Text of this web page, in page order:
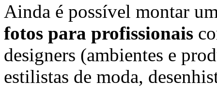
Ainda é possível montar
fotos para profissionais
designers (ambientes e
estilistas de moda,